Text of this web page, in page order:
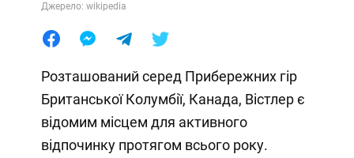
Джерело: wikipedia
Розташований серед Прибережних гір
Британської Колумбії, Канада, Вістлер є
відомим місцем для активного
відпочинку протягом всього року.